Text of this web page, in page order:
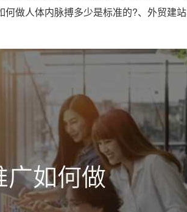
做人体内脉搏多少是标准的?、外贸建